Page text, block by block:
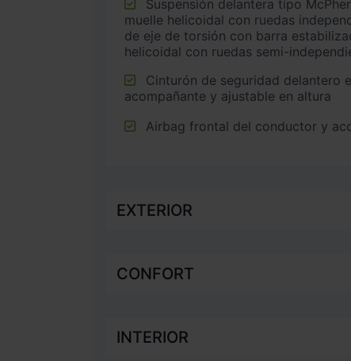
muelle helicoidal con ruedas
de eje de torsión con barra
helicoidal con ruedas semi-
acompañante y ajustable en altura
Airbag frontal del conductor y
EXTERIOR
CONFORT
INTERIOR